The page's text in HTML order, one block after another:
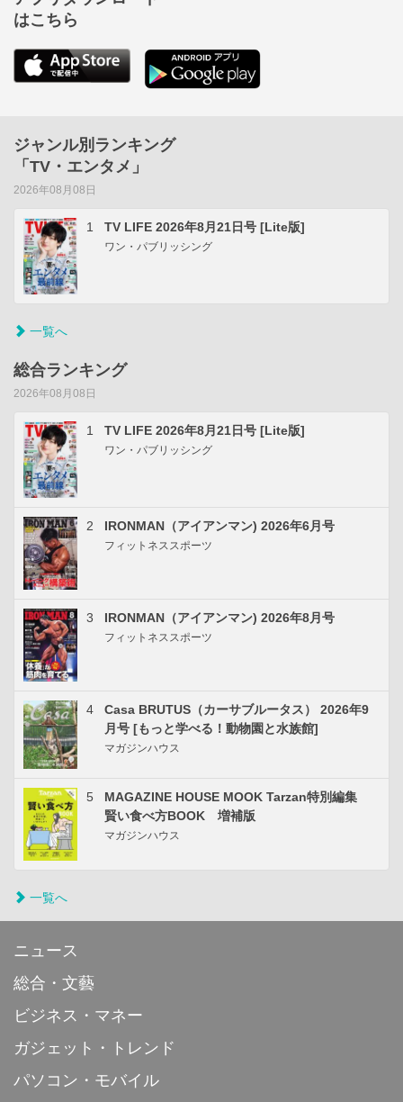
はこちら
ジャンル別ランキング
「TV・エンタメ」
2026年08月08日
1 TV LIFE 2026年8月21日号 [Lite版]
ワン・パブリッシング
一覧へ
総合ランキング
2026年08月08日
1 TV LIFE 2026年8月21日号 [Lite版]
ワン・パブリッシング
2 IRONMAN（アイアンマン) 2026年6月号
フィットネススポーツ
3 IRONMAN（アイアンマン) 2026年8月号
フィットネススポーツ
4
Casa BRUTUS（カーサブルータス） 2026年9
月号 [もっと学べる！動物園と水族館]
マガジンハウス
5
MAGAZINE HOUSE MOOK Tarzan特別編集
賢い食べ方BOOK 増補版
マガジンハウス
一覧へ
ニュース
総合・文藝
ビジネス・マネー
ガジェット・トレンド
パソコン・モバイル